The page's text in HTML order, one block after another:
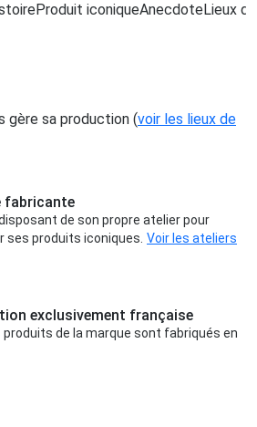
Produit iconiqueAnecdoteLieux
gère sa production (voir les lieux de
fabricante
de son propre atelier pour
ses produits iconiques. Voir les ateliers
exclusivement française
produits de la marque sont fabriqués en